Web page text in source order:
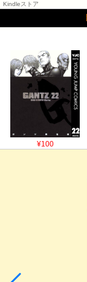
Kindleストア
¥100